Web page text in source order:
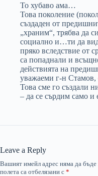
То хубаво ама…
Това поколение
създаден от
„храним“, трябва да
социално и…ти да
пряко вследствие от
са попаднали и
действията на
уважаеми г-н
Това сме го създали
– да се сърдим само и
Leave a Reply
Вашият имейл адрес няма да бъде
полета са отбелязани с *